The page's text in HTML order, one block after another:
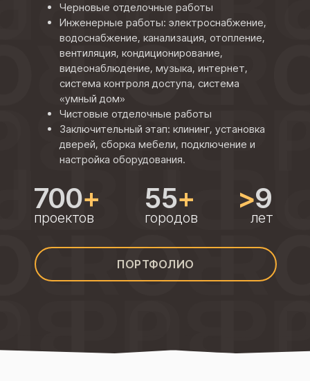
Черновые отделочные работы
Инженерные работы: электроснабжение,
водоснабжение, канализация, отопление,
вентиляция, кондиционирование,
видеонаблюдение, музыка, интернет,
система контроля доступа, система
«умный дом»
Чистовые отделочные работы
Заключительный этап: клининг, установка
дверей, сборка мебели, подключение и
настройка оборудования.
700+
проектов
ПОРТФОЛИО
55+
городов
>9
лет